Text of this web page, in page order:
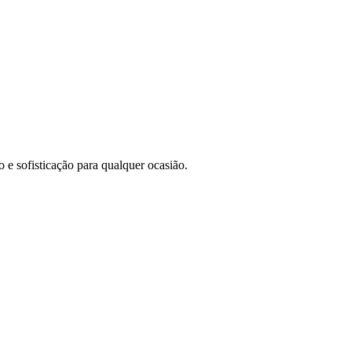
sofisticação para qualquer ocasião.